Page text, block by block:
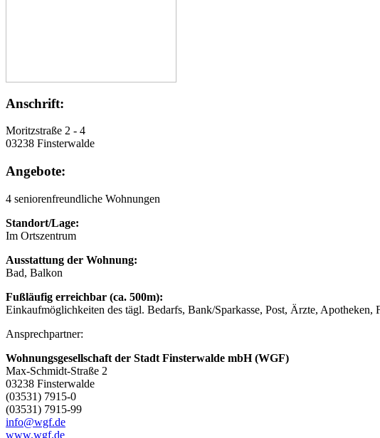
Anschrift:
Moritzstraße 2 - 4
03238 Finsterwalde
Angebote:
4 seniorenfreundliche Wohnungen
Standort/Lage:
Im Ortszentrum
Ausstattung der Wohnung:
Bad, Balkon
Fußläufig erreichbar (ca. 500m):
Einkaufmöglichkeiten des tägl. Bedarfs, Bank/Sparkasse, Post, Ärzte, Apotheken,
Ansprechpartner:
Wohnungsgesellschaft der Stadt Finsterwalde mbH (WGF)
Max-Schmidt-Straße 2
03238 Finsterwalde
(03531) 7915-0
(03531) 7915-99
info@wgf.de
www.wgf.de